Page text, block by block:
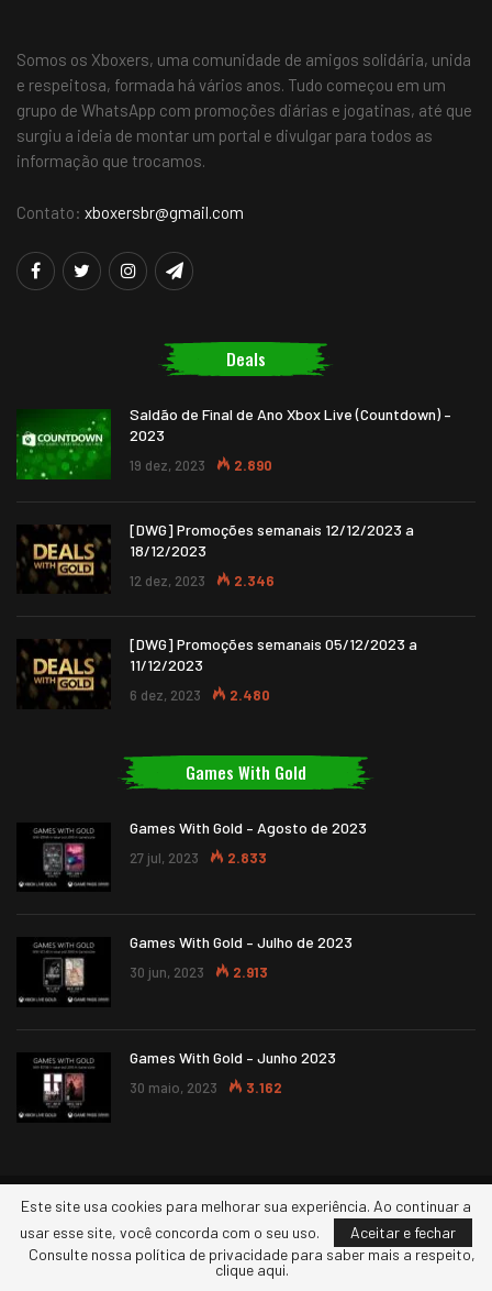
Somos os Xboxers, uma comunidade de amigos solidária, unida
e respeitosa, formada há vários anos. Tudo começou em um
grupo de WhatsApp com promoções diárias e jogatinas, até que
surgiu a ideia de montar um portal e divulgar para todos as
informação que trocamos.
Contato: xboxersbr@gmail.com
Deals
Saldão de Final de Ano Xbox Live (Countdown) –
2023
19 dez, 2023 2.890
[DWG] Promoções semanais 12/12/2023 a
18/12/2023
12 dez, 2023 2.346
[DWG] Promoções semanais 05/12/2023 a
11/12/2023
6 dez, 2023 2.480
Games With Gold
Games With Gold – Agosto de 2023
27 jul, 2023 2.833
Games With Gold – Julho de 2023
30 jun, 2023 2.913
Games With Gold – Junho 2023
30 maio, 2023 3.162
© 2026 - XBOXERS. Todos os direitos reservados.
Este site usa cookies para melhorar sua experiência. Ao continuar a
usar esse site, você concorda com o seu uso.
Aceitar e fechar
Consulte nossa política de privacidade para saber mais a respeito,
clique aqui.